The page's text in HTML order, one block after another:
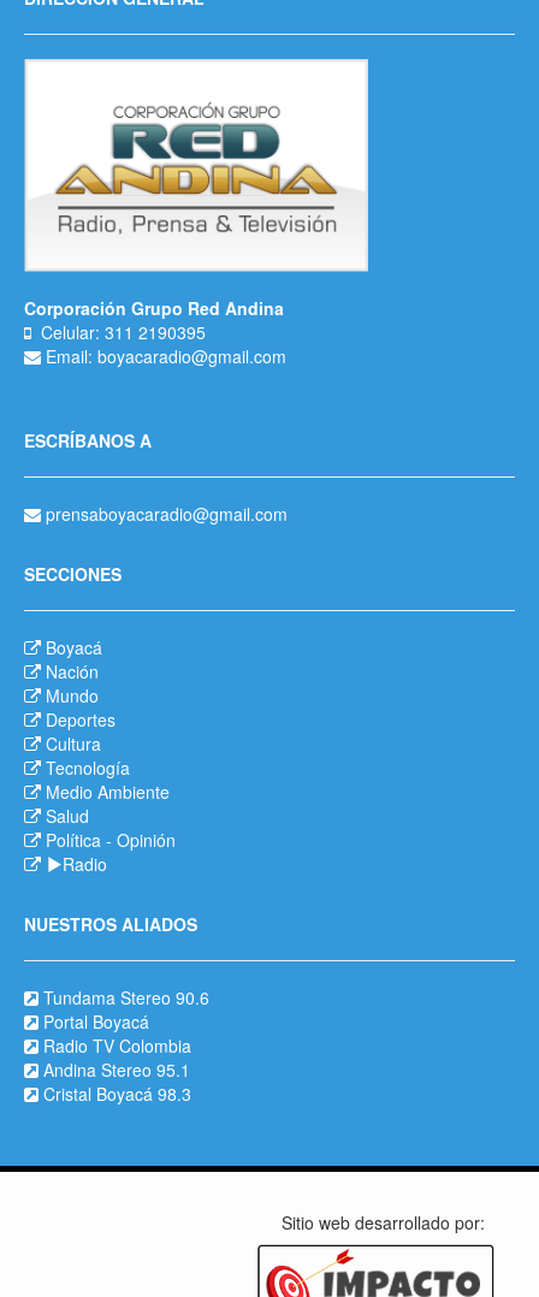
Corporación Grupo Red Andina
Celular: 311 2190395
Email: boyacaradio@gmail.com
ESCRÍBANOS A
prensaboyacaradio@gmail.com
SECCIONES
Boyacá
Nación
Mundo
Deportes
Cultura
Tecnología
Medio Ambiente
Salud
Política - Opinión
Radio
NUESTROS ALIADOS
Tundama Stereo 90.6
Portal Boyacá
Radio TV Colombia
Andina Stereo 95.1
Cristal Boyacá 98.3
Sitio web desarrollado por: